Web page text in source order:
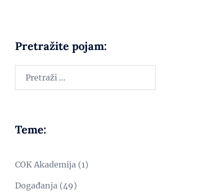
Pretražite pojam:
Teme:
COK Akademija (1)
Događanja (49)